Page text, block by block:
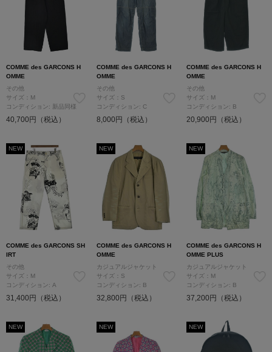
COMME des GARCONS H
OMME
その他
サイズ：M
コンディション: 新品同様
40,700円（税込）
COMME des GARCONS H
OMME
その他
サイズ：S
コンディション: C
8,000円（税込）
COMME des GARCONS H
OMME
その他
サイズ：M
コンディション: B
20,900円（税込）
NEW
COMME des GARCONS SH
IRT
その他
サイズ：M
コンディション: A
31,400円（税込）
NEW
COMME des GARCONS H
OMME
カジュアルジャケット
サイズ：S
コンディション: B
32,800円（税込）
NEW
COMME des GARCONS H
OMME PLUS
カジュアルジャケット
サイズ：M
コンディション: B
37,200円（税込）
NEW NEW NEW